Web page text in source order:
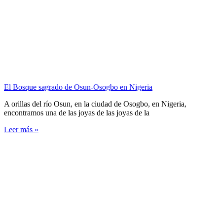
El Bosque sagrado de Osun-Osogbo en Nigeria
A orillas del río Osun, en la ciudad de Osogbo, en Nigeria,
encontramos una de las joyas de las joyas de la
Leer más »